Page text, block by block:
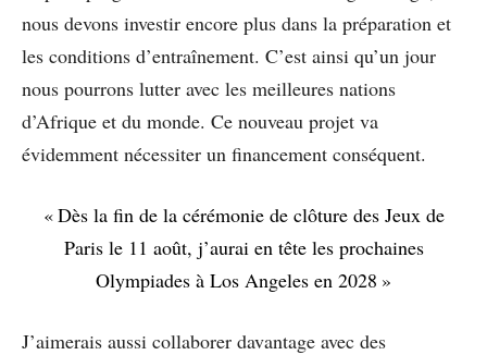
nous devons investir encore plus dans la préparation et
les conditions d’entraînement. C’est ainsi qu’un jour
nous pourrons lutter avec les meilleures nations
d’Afrique et du monde. Ce nouveau projet va
évidemment nécessiter un financement conséquent.
« Dès la fin de la cérémonie de clôture des Jeux de
Paris le 11 août, j’aurai en tête les prochaines
Olympiades à Los Angeles en 2028 »
J’aimerais aussi collaborer davantage avec des